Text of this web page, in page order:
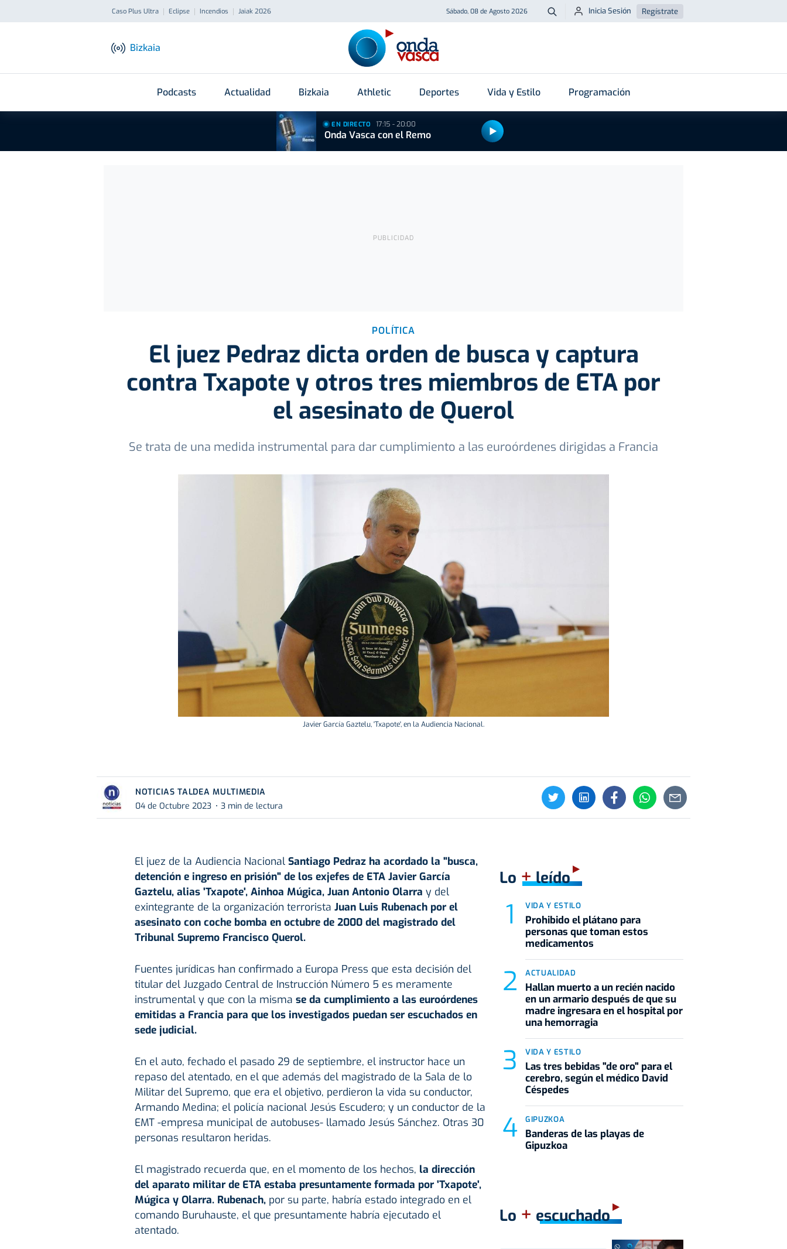
Caso Plus Ultra Eclipse Incendios Jaiak 2026 Sábado, 08 de Agosto 2026 Buscar
Inicia Sesión Regístrate
Bizkaia
Podcasts Actualidad Bizkaia Athletic Deportes Vida y Estilo Programación
EN DIRECTO 17:15 - 20:00
Onda Vasca con el Remo
POLÍTICA
El juez Pedraz dicta orden de busca y captura
contra Txapote y otros tres miembros de ETA por
el asesinato de Querol
Se trata de una medida instrumental para dar cumplimiento a las euroórdenes dirigidas a Francia
Javier García Gaztelu, 'Txapote', en la Audiencia Nacional.
NOTICIAS TALDEA MULTIMEDIA
04 de Octubre 2023
3 min de lectura
El juez de la Audiencia Nacional Santiago Pedraz ha acordado la "busca,
detención e ingreso en prisión" de los exjefes de ETA Javier García
Gaztelu, alias 'Txapote', Ainhoa Múgica, Juan Antonio Olarra y del
exintegrante de la organización terrorista Juan Luis Rubenach por el
asesinato con coche bomba en octubre de 2000 del magistrado del
Tribunal Supremo Francisco Querol.
Fuentes jurídicas han confirmado a Europa Press que esta decisión del
titular del Juzgado Central de Instrucción Número 5 es meramente
instrumental y que con la misma se da cumplimiento a las euroórdenes
emitidas a Francia para que los investigados puedan ser escuchados en
sede judicial.
En el auto, fechado el pasado 29 de septiembre, el instructor hace un
repaso del atentado, en el que además del magistrado de la Sala de lo
Militar del Supremo, que era el objetivo, perdieron la vida su conductor,
Armando Medina; el policía nacional Jesús Escudero; y un conductor de la
EMT -empresa municipal de autobuses- llamado Jesús Sánchez. Otras 30
personas resultaron heridas.
El magistrado recuerda que, en el momento de los hechos, la dirección
del aparato militar de ETA estaba presuntamente formada por 'Txapote',
Múgica y Olarra. Rubenach,por su parte, habría estado integrado en el
comando Buruhauste, el que presuntamente habría ejecutado el
atentado.
Lo +leído
VIDA Y ESTILO
Prohibido el plátano para
personas que toman estos
medicamentos
ACTUALIDAD
Hallan muerto a un recién nacido
en un armario después de que su
madre ingresara en el hospital por
una hemorragia
VIDA Y ESTILO
Las tres bebidas "de oro" para el
cerebro, según el médico David
Céspedes
GIPUZKOA
Banderas de las playas de
Gipuzkoa
Lo + escuchado